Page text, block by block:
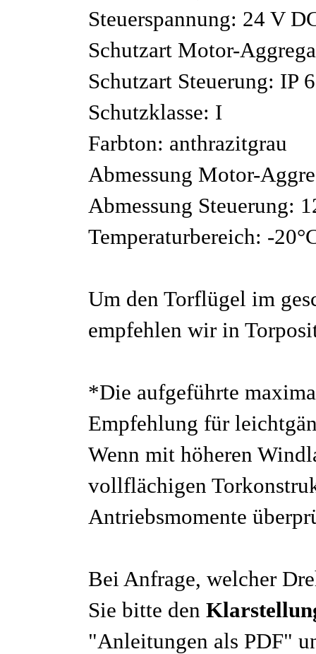
Steuerspannung: 24 V
Schutzart Motor-
Schutzart Steuerung: IP
Schutzklasse: I
Farbton: anthrazitgrau
Abmessung Motor-
Abmessung Steuerung:
Temperaturbereich: -
Um den Torflügel im
empfehlen wir in
*Die aufgeführte
Empfehlung für
Wenn mit höheren
vollflächigen
Antriebsmomente
Bei Anfrage, welcher
Sie bitte den
"Anleitungen als PDF"